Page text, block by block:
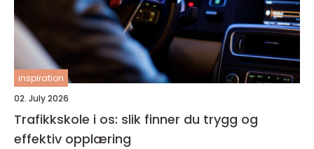
inspiration
02. July 2026
Trafikkskole i os: slik finner du trygg og
effektiv opplæring